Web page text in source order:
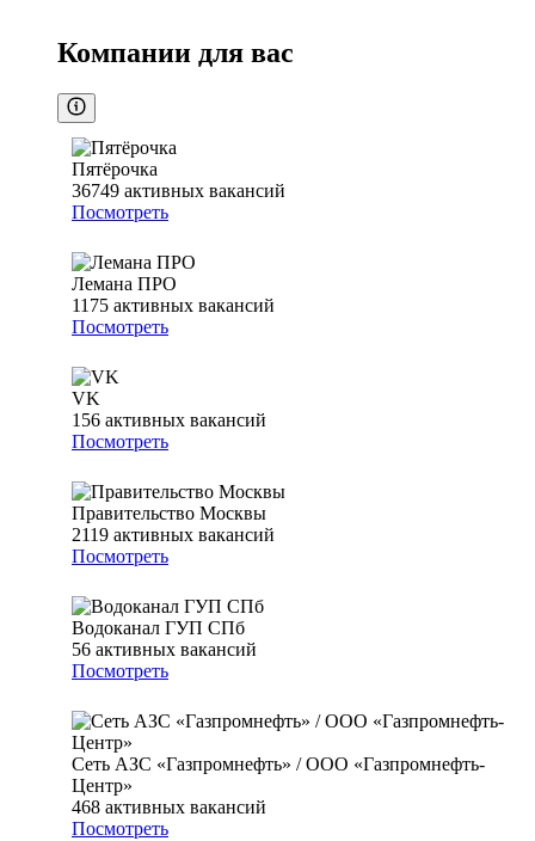
Компании для вас
Пятёрочка
36749 активных вакансий
Посмотреть
Лемана ПРО
1175 активных вакансий
Посмотреть
VK
156 активных вакансий
Посмотреть
Правительство Москвы
2119 активных вакансий
Посмотреть
Водоканал ГУП СПб
56 активных вакансий
Посмотреть
Сеть АЗС «Газпромнефть» / ООО «Газпромнефть-
Центр»
468 активных вакансий
Посмотреть